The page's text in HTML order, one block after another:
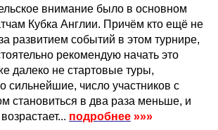
внимание было в основном
Кубка Англии. Причём кто ещё не
развитием событий в этом турнире,
рекомендую начать это
далеко не стартовые туры,
сильнейшие, число участников с
становиться в два раза меньше, и
подробнее »»»